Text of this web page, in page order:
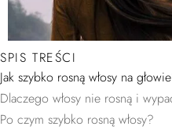
SPIS TREŚCI
Jak szybko rosną włosy na
Dlaczego włosy nie rosną i
Hormony
Po czym szybko rosną włosy?